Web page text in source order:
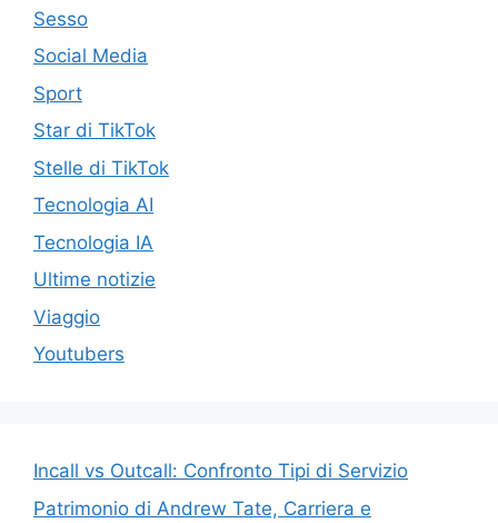
Sesso
Social Media
Sport
Star di TikTok
Stelle di TikTok
Tecnologia AI
Tecnologia IA
Ultime notizie
Viaggio
Youtubers
Incall vs Outcall: Confronto Tipi di Servizio
Patrimonio di Andrew Tate, Carriera e